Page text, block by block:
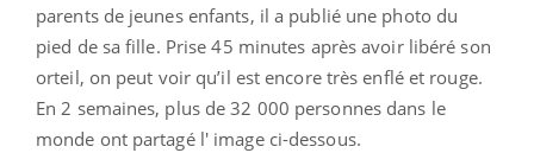
parents de jeunes enfants, il a publié une photo du
pied de sa fille. Prise 45 minutes après avoir libéré son
orteil, on peut voir qu’il est encore très enflé et rouge.
En 2 semaines, plus de 32 000 personnes dans le
monde ont partagé l' image ci-dessous.